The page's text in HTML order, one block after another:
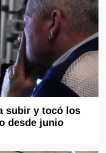
subir y tocó los
desde junio